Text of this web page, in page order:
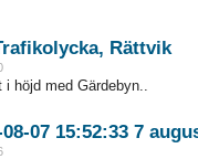
Rättvik
höjd med Gärdebyn..
07 15:52:33 7